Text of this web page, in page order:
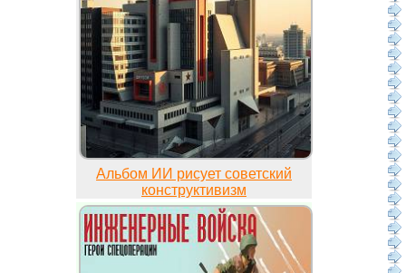
Альбом ИИ рисует советский
конструктивизм